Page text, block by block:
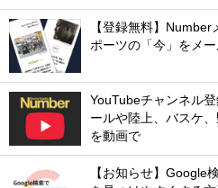
【登録無料】
ポーツの「今」をメー
YouTubeチャンネル
ールや陸上、バスケ
を動画で
【お知らせ】Google